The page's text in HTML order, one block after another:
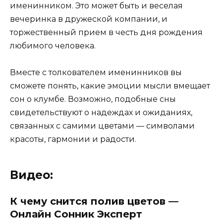
именинником. Это может быть и веселая
вечеринка в дружеской компании, и
торжественный прием в честь дня рождения
любимого человека.
Вместе с толкователем именинников вы
сможете понять, какие эмоции мысли вмещает
сон о клумбе. Возможно, подобные сны
свидетельствуют о надеждах и ожиданиях,
связанных с самими цветами — символами
красоты, гармонии и радости.
Видео:
К чему снится полив цветов —
Онлайн Сонник Эксперт